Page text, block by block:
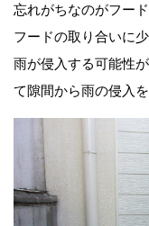
忘れがちなのがフー
フードの取り合いに
雨が侵入する可能性
て隙間から雨の侵入を